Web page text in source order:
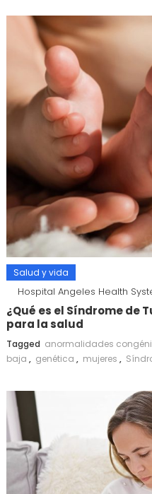
Salud y vida
Hospital Angeles Health
¿Qué es el Síndrome de
para la salud
Tagged anormalidades
baja , genética , mujeres ,